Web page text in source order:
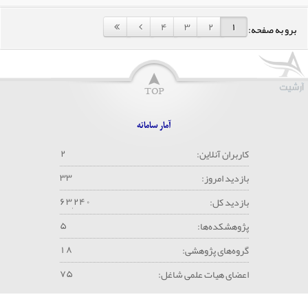
برو به صفحه: ۱ ۲ ۳ ۴
آمار سامانه
کاربران آنلاین:
۲
بازدید امروز:
۳۳
بازدید کل:
۶۳,۲۴۰
پژوهشکده‌ها:
۵
گروه‌های پژوهشی:
۱۸
اعضای هیات علمی شاغل:
۷۵